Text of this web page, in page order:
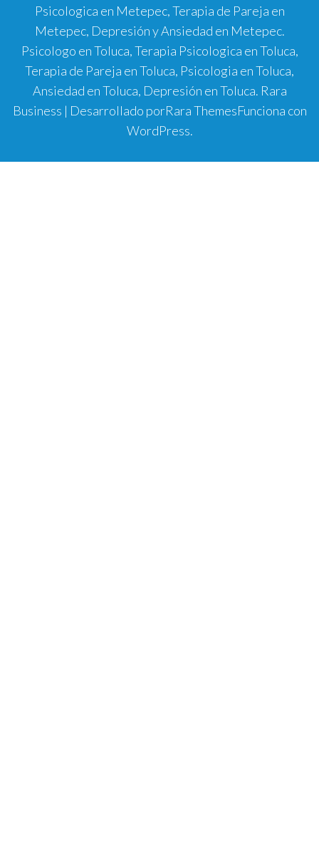
Psicologica en Metepec, Terapia de Pareja en
Metepec, Depresión y Ansiedad en Metepec.
Psicologo en Toluca, Terapia Psicologica en Toluca,
Terapia de Pareja en Toluca, Psicologia en Toluca,
Ansiedad en Toluca, Depresión en Toluca. Rara
Business | Desarrollado porRara ThemesFunciona con
WordPress.